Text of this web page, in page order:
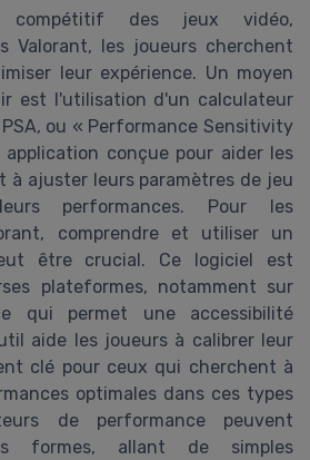
compétitif des jeux vidéo,
Valorant, les joueurs cherchent
leur expérience. Un moyen
est l'utilisation d'un calculateur
ou « Performance Sensitivity
conçue pour aider les
à ajuster leurs paramètres de jeu
performances. Pour les
comprendre et utiliser un
être crucial. Ce logiciel est
plateformes, notamment sur
qui permet une accessibilité
aide les joueurs à calibrer leur
clé pour ceux qui cherchent à
optimales dans ces types
de performance peuvent
formes, allant de simples